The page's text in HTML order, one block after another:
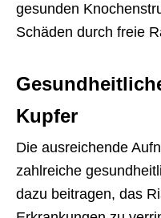
gesunden
Schäden durch freie
Kupfer
Die ausreichende
zahlreiche
dazu beitragen, das